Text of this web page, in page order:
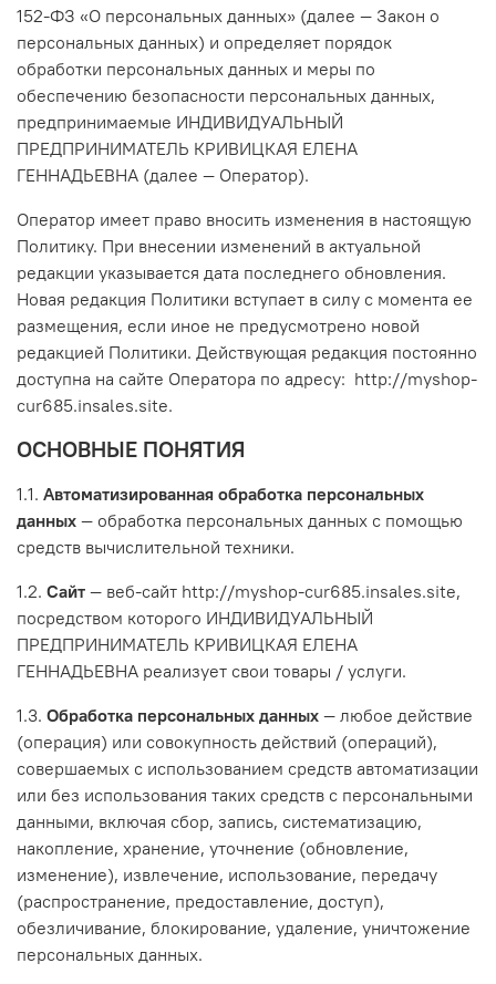
152-ФЗ «О персональных данных» (далее — Закон о
персональных данных) и определяет порядок
обработки персональных данных и меры по
обеспечению безопасности персональных данных,
предпринимаемые ИНДИВИДУАЛЬНЫЙ
ПРЕДПРИНИМАТЕЛЬ КРИВИЦКАЯ ЕЛЕНА
ГЕННАДЬЕВНА (далее — Оператор).
Оператор имеет право вносить изменения в настоящую
Политику. При внесении изменений в актуальной
редакции указывается дата последнего обновления.
Новая редакция Политики вступает в силу с момента ее
размещения, если иное не предусмотрено новой
редакцией Политики. Действующая редакция постоянно
доступна на сайте Оператора по адресу: http://myshop-
cur685.insales.site.
ОСНОВНЫЕ ПОНЯТИЯ
1.1. Автоматизированная обработка персональных
данных — обработка персональных данных с помощью
средств вычислительной техники.
1.2. Сайт — веб-сайт http://myshop-cur685.insales.site,
посредством которого ИНДИВИДУАЛЬНЫЙ
ПРЕДПРИНИМАТЕЛЬ КРИВИЦКАЯ ЕЛЕНА
ГЕННАДЬЕВНА реализует свои товары / услуги.
1.3. Обработка персональных данных — любое действие
(операция) или совокупность действий (операций),
совершаемых с использованием средств автоматизации
или без использования таких средств с персональными
данными, включая сбор, запись, систематизацию,
накопление, хранение, уточнение (обновление,
изменение), извлечение, использование, передачу
(распространение, предоставление, доступ),
обезличивание, блокирование, удаление, уничтожение
персональных данных.